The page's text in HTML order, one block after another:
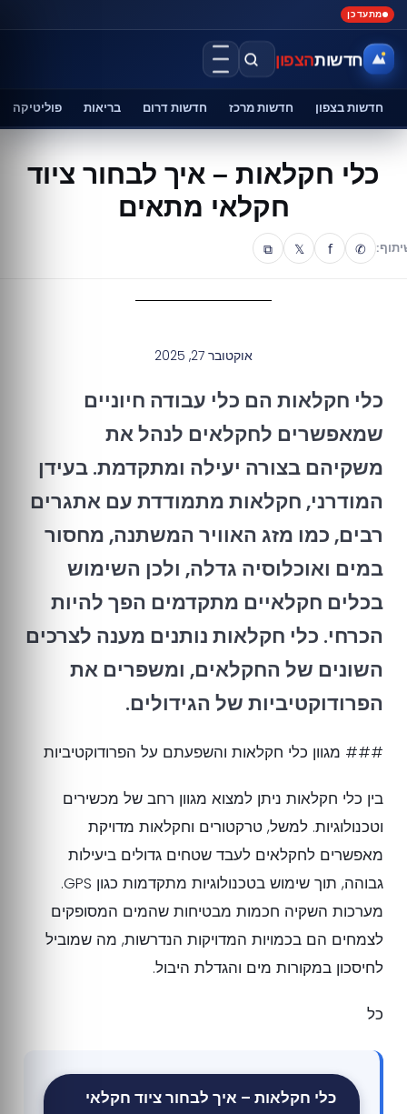
מתעדכן
חדשותהצפון
חדשות בצפון חדשות מרכז חדשות דרום בריאות פוליטיקה
כלי חקלאות – איך לבחור ציוד
חקלאי מתאים
✆
f
𝕏
⧉
אוקטובר 27, 2025
כלי חקלאות הם כלי עבודה חיוניים
שמאפשרים לחקלאים לנהל את
משקיהם בצורה יעילה ומתקדמת. בעידן
המודרני, חקלאות מתמודדת עם אתגרים
רבים, כמו מזג האוויר המשתנה, מחסור
במים ואוכלוסיה גדלה, ולכן השימוש
בכלים חקלאיים מתקדמים הפך להיות
הכרחי. כלי חקלאות נותנים מענה לצרכים
השונים של החקלאים, ומשפרים את
הפרודוקטיביות של הגידולים.
### מגוון כלי חקלאות והשפעתם על הפרודוקטיביות
בין כלי חקלאות ניתן למצוא מגוון רחב של מכשירים
וטכנולוגיות. למשל, טרקטורים וחקלאות מדויקת
מאפשרים לחקלאים לעבד שטחים גדולים ביעילות
גבוהה, תוך שימוש בטכנולוגיות מתקדמות כגון GPS.
מערכות השקיה חכמות מבטיחות שהמים המסופקים
לצמחים הם בכמויות המדויקות הנדרשות, מה שמוביל
לחיסכון במקורות מים והגדלת היבול.
כל
כלי חקלאות – איך לבחור ציוד חקלאי